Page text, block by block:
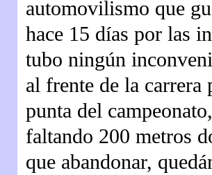
automovilismo que
hace 15 días por las
tubo ningún
al frente de la carrera
punta del
faltando 200 metros
que abandonar,